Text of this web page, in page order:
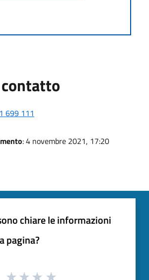
699 111
: 4 novembre 2021, 17:20
chiare le informazioni
pagina?